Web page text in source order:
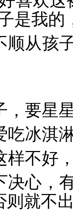
是我
顺从孩
，要星
吃冰淇
样不好
决心，
则就不